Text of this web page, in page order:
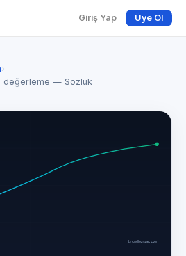
Giriş Yap Üye Ol
›
değerleme — Sözlük